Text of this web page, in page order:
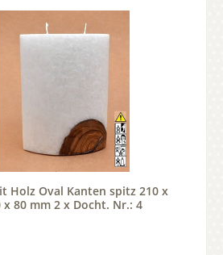
Holz Oval Kanten spitz 210 x
x 80 mm 2 x Docht. Nr.: 4